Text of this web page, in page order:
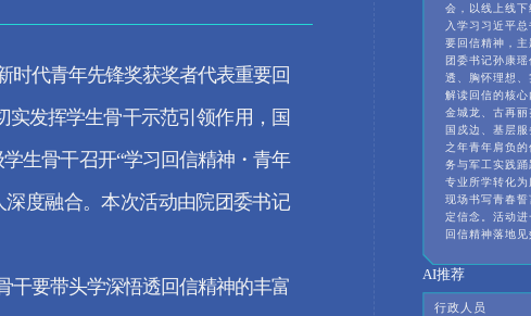
时代青年先锋奖获奖者代表重要回
发挥学生骨干示范引领作用，国
生骨干召开“学习回信精神・青年
度融合。本次活动由院团委书记
干要带头学深悟透回信精神的丰富
会，以线上线
入学习习近平
要回信精神，
团委书记孙康
透、胸怀理想
解读回信的核心
金城龙、古再
国戍边、基层
之年青年肩负
务与军工实践
专业所学转化
现场书写青春誓
定信念。活动
回信精神落地见
AI推荐
行政人员